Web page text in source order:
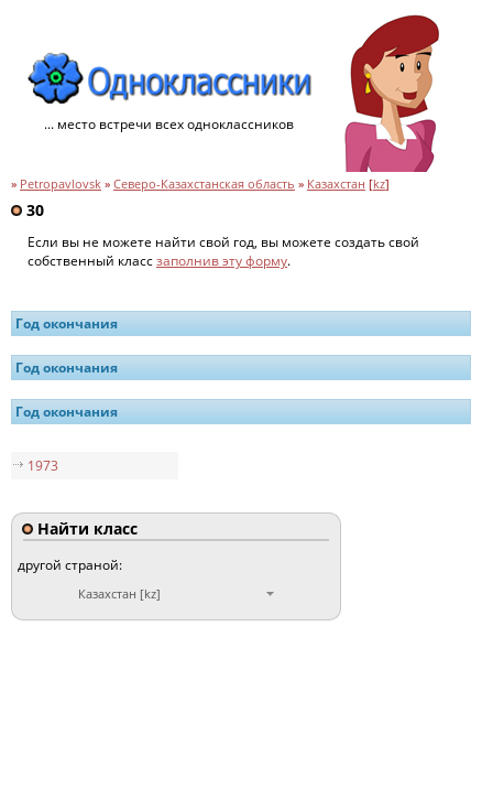
... место встречи всех одноклассников
» Petropavlovsk » Северо-Казахстанская область » Казахстан [kz]
30
Если вы не можете найти свой год, вы можете создать свой
собственный классзаполнив эту форму.
Год окончания
Год окончания
Год окончания
1973
Найти класс
другой страной:
Казахстан [kz]